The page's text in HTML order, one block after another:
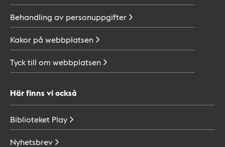
Behandling av personuppgifter
Kakor på webbplatsen
Tyck till om webbplatsen
Här finns vi också
Biblioteket Play
Nyhetsbrev